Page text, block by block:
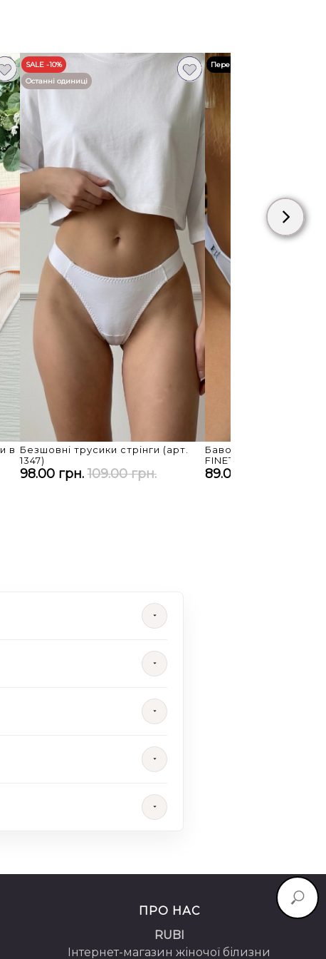
в
SALE -10%
Останні одиниці
Безшовні трусики стрінги (арт.
1347)
98.00 грн. 109.00 грн.
Переглянути відео
Бавовняні трусики з
FINETOO (арт. D001)
89.00 грн.
ПРО НАС
RUBI
Інтернет-магазин жіночої білизни